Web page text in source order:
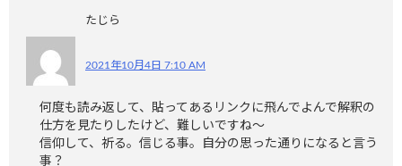
たじら
2021年10月4日 7:10 AM
何度も読み返して、貼ってあるリンクに飛んでよんで解釈の
仕方を見たりしたけど、難しいですね〜
信仰して、祈る。信じる事。自分の思った通りになると言う
事？